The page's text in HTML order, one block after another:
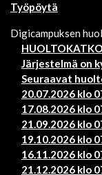
Työpöytä
Digicampuksen
Järjestelmä on
Seuraavat
20.07.2026 klo
17.08.2026 klo
21.09.2026 klo
19.10.2026 klo
16.11.2026 klo
21.12.2026 klo